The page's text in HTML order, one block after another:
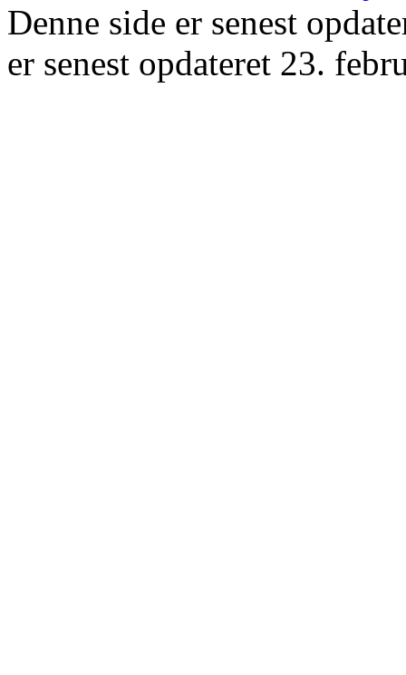
Denne side er senest
er senest opdateret 23.